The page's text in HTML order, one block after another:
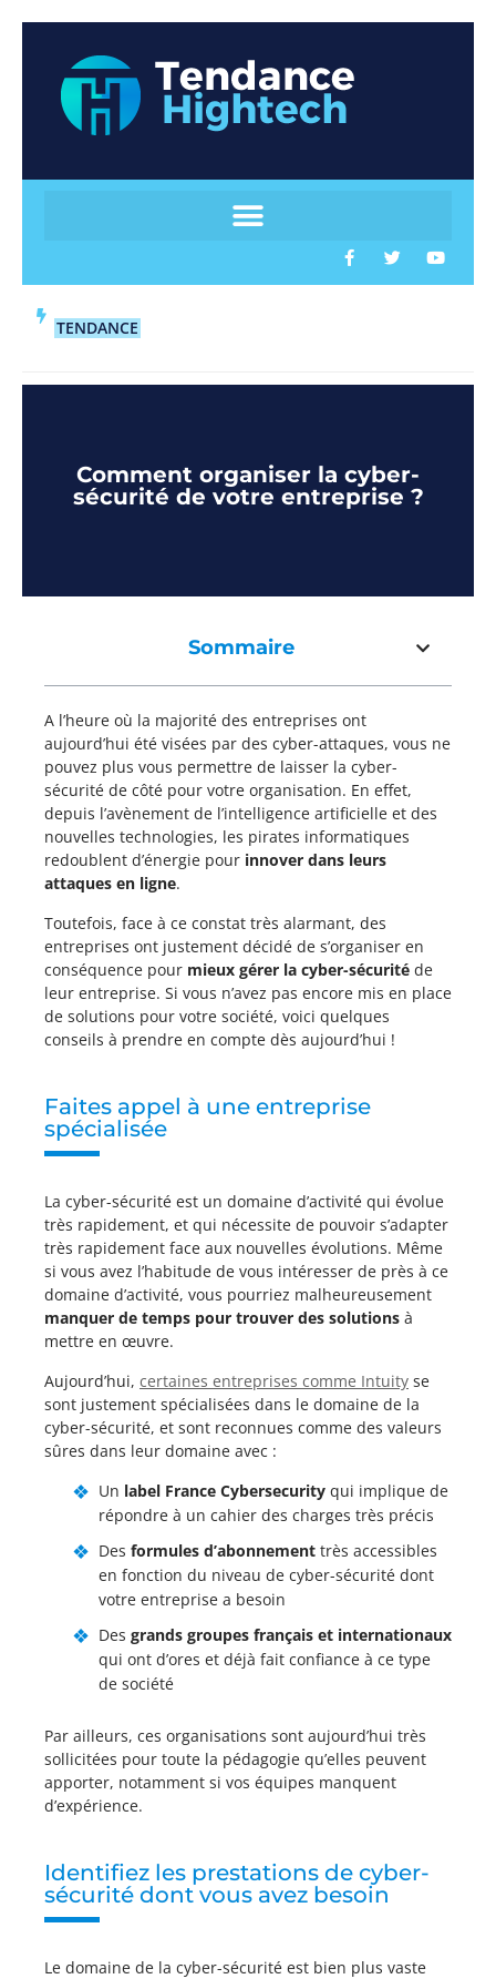
TENDANCE
Comment organiser la cyber-
sécurité de votre entreprise ?
Sommaire
A l’heure où la majorité des entreprises ont
aujourd’hui été visées par des cyber-attaques, vous ne
pouvez plus vous permettre de laisser la cyber-
sécurité de côté pour votre organisation. En effet,
depuis l’avènement de l’intelligence artificielle et des
nouvelles technologies, les pirates informatiques
redoublent d’énergie pour innover dans leurs
attaques en ligne.
Toutefois, face à ce constat très alarmant, des
entreprises ont justement décidé de s’organiser en
conséquence pour mieux gérer la cyber-sécurité de
leur entreprise. Si vous n’avez pas encore mis en place
de solutions pour votre société, voici quelques
conseils à prendre en compte dès aujourd’hui !
Faites appel à une entreprise
spécialisée
La cyber-sécurité est un domaine d’activité qui évolue
très rapidement, et qui nécessite de pouvoir s’adapter
très rapidement face aux nouvelles évolutions. Même
si vous avez l’habitude de vous intéresser de près à ce
domaine d’activité, vous pourriez malheureusement
manquer de temps pour trouver des solutions à
mettre en œuvre.
Aujourd’hui, certaines entreprises comme Intuity se
sont justement spécialisées dans le domaine de la
cyber-sécurité, et sont reconnues comme des valeurs
sûres dans leur domaine avec :
Un label France Cybersecurity qui implique de
répondre à un cahier des charges très précis
Des formules d’abonnement très accessibles
en fonction du niveau de cyber-sécurité dont
votre entreprise a besoin
Des grands groupes français et internationaux
qui ont d’ores et déjà fait confiance à ce type
de société
Par ailleurs, ces organisations sont aujourd’hui très
sollicitées pour toute la pédagogie qu’elles peuvent
apporter, notamment si vos équipes manquent
d’expérience.
Identifiez les prestations de cyber-
sécurité dont vous avez besoin
Le domaine de la cyber-sécurité est bien plus vaste